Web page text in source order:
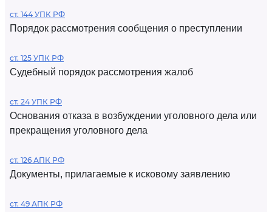
ст. 144 УПК РФ
Порядок рассмотрения сообщения о преступлении
ст. 125 УПК РФ
Судебный порядок рассмотрения жалоб
ст. 24 УПК РФ
Основания отказа в возбуждении уголовного дела или
прекращения уголовного дела
ст. 126 АПК РФ
Документы, прилагаемые к исковому заявлению
ст. 49 АПК РФ